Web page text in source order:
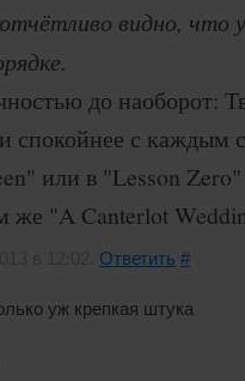
видно, что
до наоборот:
спокойнее с каждым
или в "Lesson
же "A Canterlot
Ответить #
уж крепкая штука